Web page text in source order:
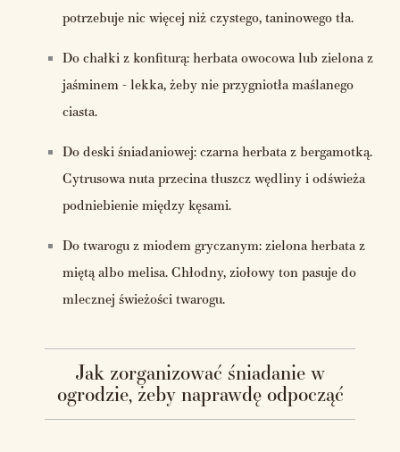
potrzebuje nic więcej niż czystego, taninowego tła.
Do chałki z konfiturą: herbata owocowa lub zielona z
jaśminem - lekka, żeby nie przygniotła maślanego
ciasta.
Do deski śniadaniowej: czarna herbata z bergamotką.
Cytrusowa nuta przecina tłuszcz wędliny i odświeża
podniebienie między kęsami.
Do twarogu z miodem gryczanym: zielona herbata z
miętą albo melisa. Chłodny, ziołowy ton pasuje do
mlecznej świeżości twarogu.
Jak zorganizować śniadanie w
ogrodzie, żeby naprawdę odpocząć